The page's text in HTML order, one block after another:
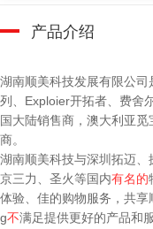
产品介绍
湖南顺美科技发展有限公
列、Exploier开拓者、费舍
国大陆销售商，澳大利亚
商。
湖南顺美科技与深圳拓迈
京三力、圣火等国内有名的
体验、佳的购物服务，共
g不满足提供更好的产品和